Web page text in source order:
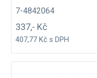
7-4842064
337,- Kč
407,77 Kč s DPH